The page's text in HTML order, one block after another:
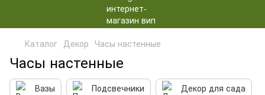
Каталог Декор Часы настенные
Часы настенные
Вазы Подсвечники
Декор для сада